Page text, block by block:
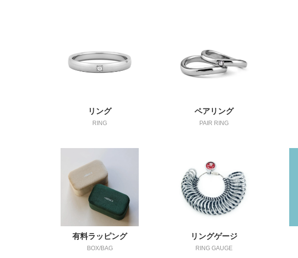
リング
RING
ペアリング
PAIR RING
有料ラッピング
BOX/BAG
リングゲージ
RING GAUGE